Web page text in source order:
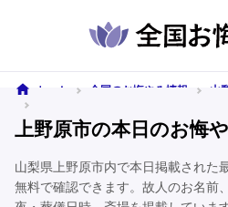
ホーム 全国のお悔やみ情報
山
上野原市の本日のお悔
山梨県上野原市内で本日掲載された
無料で確認できます。故人のお名前